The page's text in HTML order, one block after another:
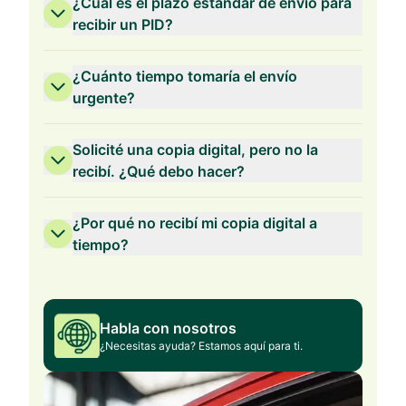
recibir un PID?
¿Cuánto tiempo tomaría el envío
urgente?
Solicité una copia digital, pero no la
recibí. ¿Qué debo hacer?
¿Por qué no recibí mi copia digital a
tiempo?
Habla con nosotros
¿Necesitas ayuda? Estamos aquí para ti.